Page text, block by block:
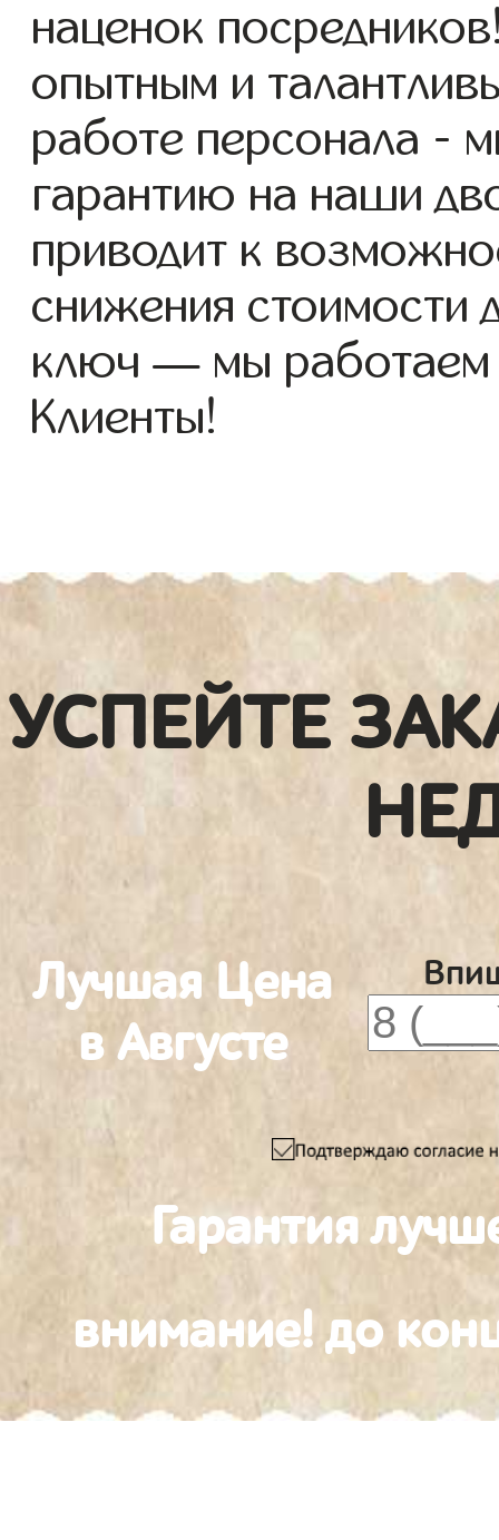
наценок
опытным и
работе персонала -
гарантию на наши
приводит к
снижения стоимости
ключ — мы
Клиенты!
УСПЕЙТЕ
Лучшая Цена
в Августе
Гарантия
внимание! до